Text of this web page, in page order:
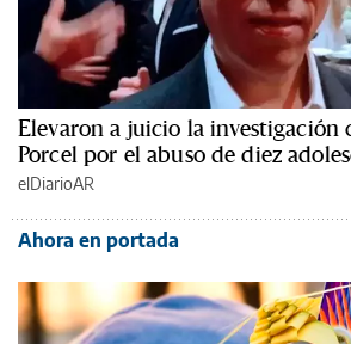
Elevaron a juicio la investigación
Porcel por el abuso de diez
elDiarioAR
Ahora en portada